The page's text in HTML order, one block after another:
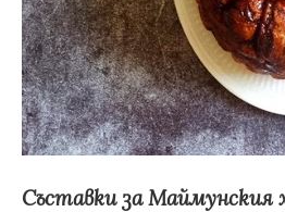
Съставки за Маймунския